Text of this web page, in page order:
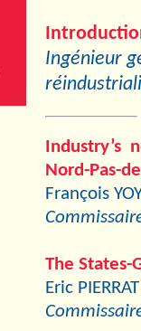
Ingénieur
Nord-Pas-
François
The States-
Eric PIERRAT